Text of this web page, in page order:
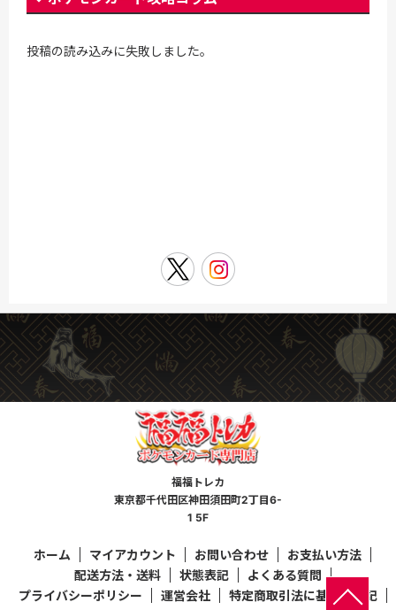
投稿の読み込みに失敗しました。
福福トレカ
東京都千代田区神田須田町2丁目6-
1 5F
ホーム マイアカウント お問い合わせ
お支払い方法
配送方法・送料
状態表記
よくある質問
プライバシーポリシー
運営会社
特定商取引法に基づく表記